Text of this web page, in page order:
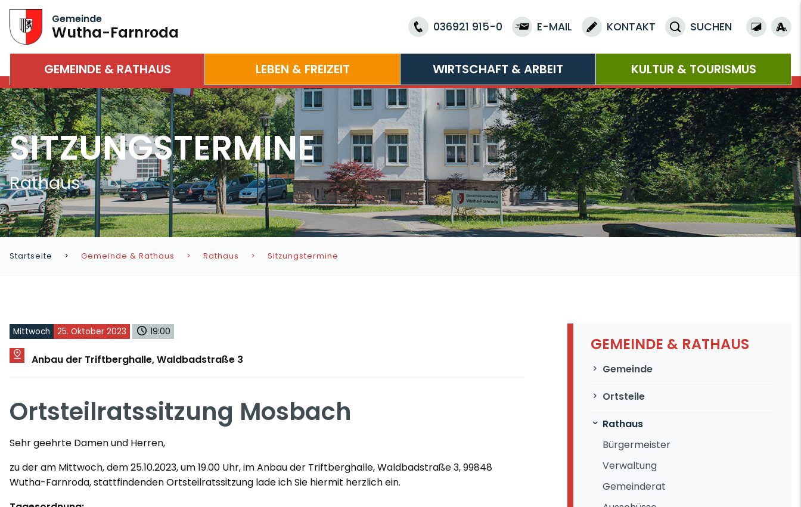
Gemeinde
Wutha-Farnroda 036921 915-0 E-MAIL KONTAKT SUCHEN
GEMEINDE & RATHAUS LEBEN & FREIZEIT WIRTSCHAFT & ARBEIT KULTUR & TOURISMUS
SITZUNGSTERMINE
Rathaus
Startseite Gemeinde & Rathaus Rathaus Sitzungstermine
Mittwoch 25. Oktober 2023 19:00
Anbau der Triftberghalle, Waldbadstraße 3
Ortsteilratssitzung Mosbach
Sehr geehrte Damen und Herren,
zu der am Mittwoch, dem 25.10.2023, um 19.00 Uhr, im Anbau der Triftberghalle, Waldbadstraße 3, 99848
Wutha-Farnroda, stattfindenden Ortsteilratssitzung lade ich Sie hiermit herzlich ein.
GEMEINDE & RATHAUS
Navigation überspringen
Gemeinde
Ortsteile
Rathaus
Bürgermeister
Verwaltung
Gemeinderat